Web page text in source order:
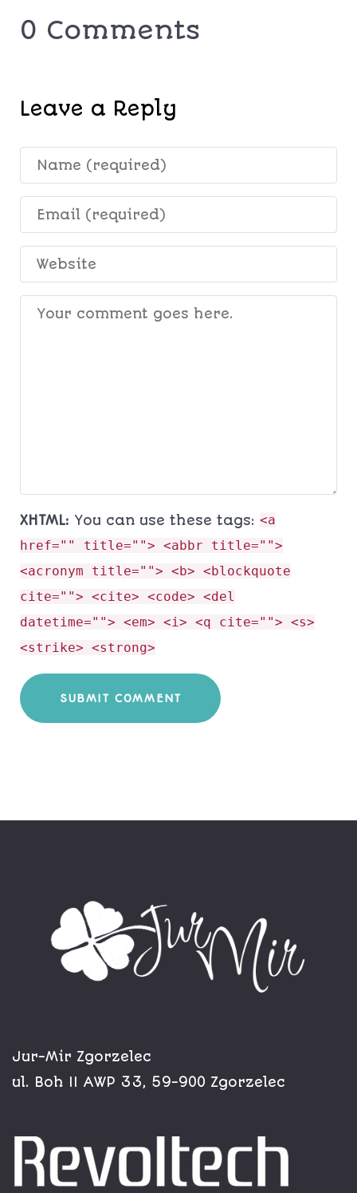
0 Comments
Leave a Reply
XHTML: You can use these tags: <a
href="" title=""> <abbr title="">
<acronym title=""> <b> <blockquote
cite=""> <cite> <code> <del
datetime=""> <em> <i> <q cite=""> <s>
<strike> <strong>
Jur-Mir Zgorzelec
ul. Boh II AWP 33, 59-900 Zgorzelec